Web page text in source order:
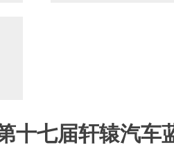
十七届轩辕汽车